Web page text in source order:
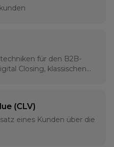
für den B2B-
Closing, klassischen
(CLV)
eines Kunden über die